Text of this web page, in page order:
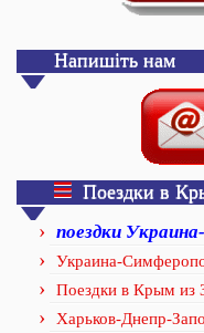
Напишіть нам
Поездки в
поездки
Украина-
Поездки в Крым из
Харьков-Днепр-